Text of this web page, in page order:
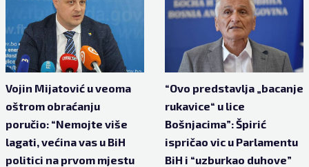
Vojin Mijatović u veoma
oštrom obraćanju
poručio: “Nemojte više
lagati, većina vas u BiH
politici na prvom mjestu
“Ovo predstavlja „bacanje
rukavice“ u lice
Bošnjacima”: Špirić
ispričao vic u Parlamentu
BiH i “uzburkao duhove”